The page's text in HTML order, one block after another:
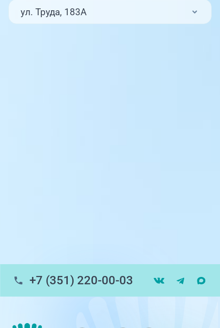
ул. Труда, 183А
помощь)
Профосмотры, ул.Труда, 183Б
+7 (351) 220-00-03